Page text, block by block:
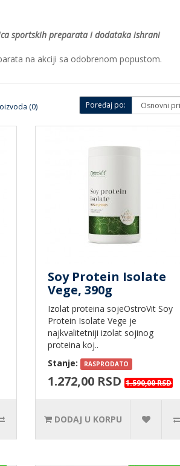
sportskih preparata i dodataka ishrani
na akciji sa odobrenom popustom.
(0) Poređaj po:
Soy Protein Isolate
Vege, 390g
Izolat proteina sojeOstroVit Soy
Protein Isolate Vege je
najkvalitetniji izolat sojinog
proteina koj..
Stanje:
RASPRODATO
1.272,00 RSD 1.590,00 RSD
DODAJ U KORPU